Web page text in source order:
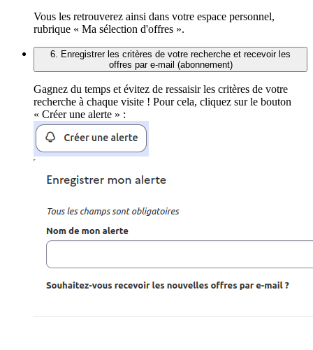
Vous les retrouverez ainsi dans votre espace personnel,
rubrique « Ma sélection d'offres ».
6. Enregistrer les critères de votre recherche et recevoir les
offres par e-mail (abonnement)
Gagnez du temps et évitez de ressaisir les critères de votre
recherche à chaque visite ! Pour cela, cliquez sur le bouton
« Créer une alerte » :